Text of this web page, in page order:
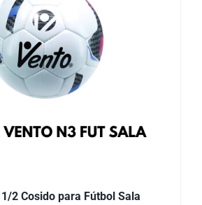
2 Cosido para Fútbol Sala